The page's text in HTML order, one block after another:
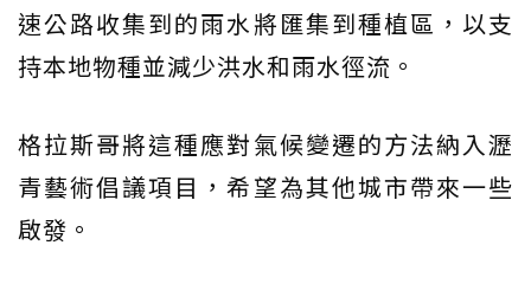
速公路收集到的雨水將匯集到種植區，以支
持本地物種並減少洪水和雨水徑流。
格拉斯哥將這種應對氣候變遷的方法納入瀝
青藝術倡議項目，希望為其他城市帶來一些
啟發。